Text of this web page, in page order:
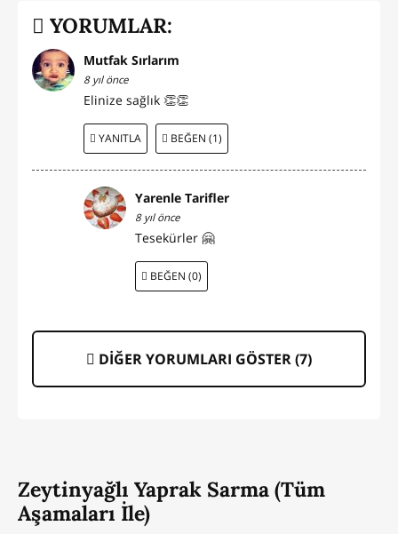
YORUMLAR:
Mutfak Sırlarım
8 yıl önce
Elinize sağlık 👏👏
YANITLA BEĞEN (1)
Yarenle Tarifler
8 yıl önce
Tesekürler 🤗
BEĞEN (0)
DİĞER YORUMLARI GÖSTER (7)
Zeytinyağlı Yaprak Sarma (Tüm
Aşamaları İle)